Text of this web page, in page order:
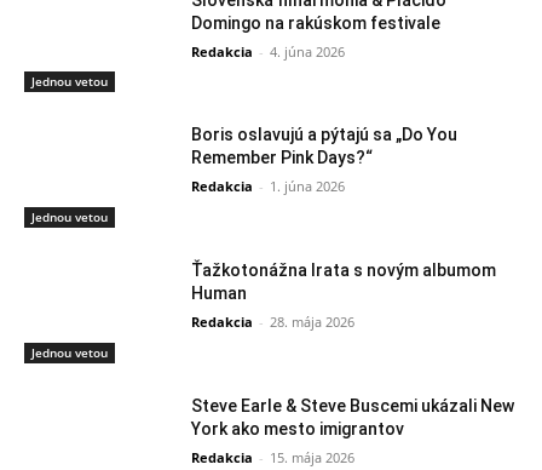
Jednou vetou
Domingo na rakúskom festivale
Redakcia - 4. júna 2026
Jednou vetou
Boris oslavujú a pýtajú sa „Do You
Remember Pink Days?“
Redakcia - 1. júna 2026
Jednou vetou
Ťažkotonážna Irata s novým albumom
Human
Redakcia - 28. mája 2026
Steve Earle & Steve Buscemi ukázali New
York ako mesto imigrantov
Redakcia - 15. mája 2026